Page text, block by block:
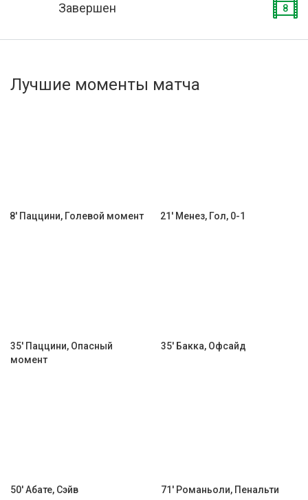
Активировать промокод
Завершен 8
Лучшие моменты матча
8' Паццини, Голевой момент 21' Менез, Гол, 0-1
35' Паццини, Опасный
момент
35' Бакка, Офсайд
50' Абате, Сэйв 71' Романьоли, Пенальти